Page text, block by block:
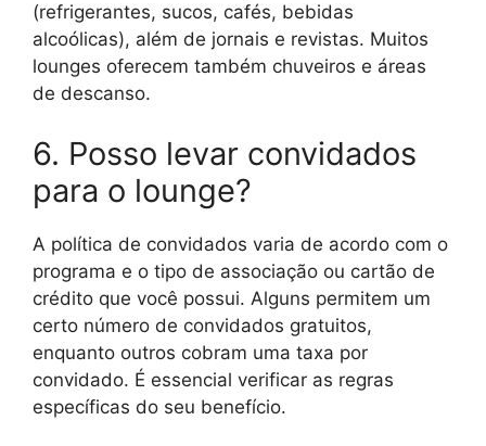
(refrigerantes, sucos, cafés, bebidas
alcoólicas), além de jornais e revistas. Muitos
lounges oferecem também chuveiros e áreas
de descanso.
6. Posso levar convidados
para o lounge?
A política de convidados varia de acordo com o
programa e o tipo de associação ou cartão de
crédito que você possui. Alguns permitem um
certo número de convidados gratuitos,
enquanto outros cobram uma taxa por
convidado. É essencial verificar as regras
específicas do seu benefício.